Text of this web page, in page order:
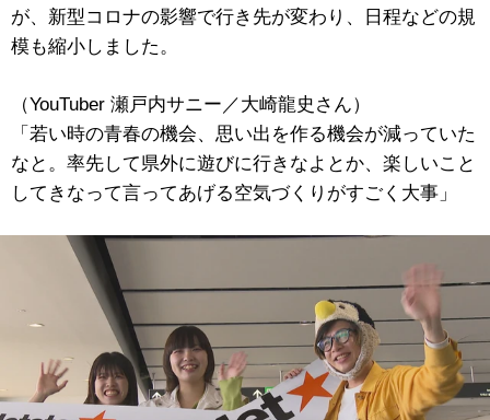
が、新型コロナの影響で行き先が変わり、日程などの規
模も縮小しました。
（YouTuber 瀬戸内サニー／大崎龍史さん）
「若い時の青春の機会、思い出を作る機会が減っていた
なと。率先して県外に遊びに行きなよとか、楽しいこと
してきなって言ってあげる空気づくりがすごく大事」